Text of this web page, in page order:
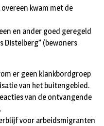
overeen kwam met de
en ander goed geregeld
Distelberg” (bewoners
er geen klankbordgroep
van het buitengebied.
van de ontvangende
voor arbeidsmigranten